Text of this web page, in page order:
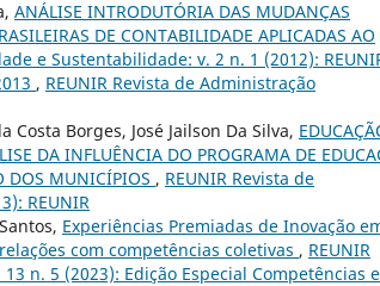
ANÁLISE INTRODUTÓRIA DAS MUDANÇAS
DE CONTABILIDADE APLICADAS AO
e Sustentabilidade: v. 2 n. 1 (2012):
, REUNIR Revista de Administração
Borges, José Jailson Da Silva,
DA INFLUÊNCIA DO PROGRAMA DE
DOS MUNICÍPIOS , REUNIR Revista de
REUNIR
Experiências Premiadas de Inovação
com competências coletivas , REUNIR
n. 5 (2023): Edição Especial Competências e